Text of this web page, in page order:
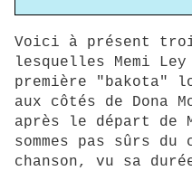
Voici à présent
lesquelles Memi
première "bakota"
aux côtés de Dona
après le départ de
sommes pas sûrs du
chanson, vu sa